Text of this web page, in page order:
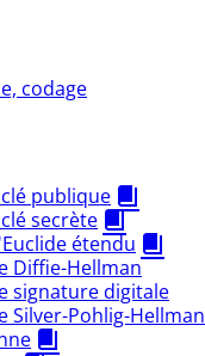
codage
publique
secrète
étendu
Diffie-Hellman
signature digitale
Silver-Pohlig-Hellman